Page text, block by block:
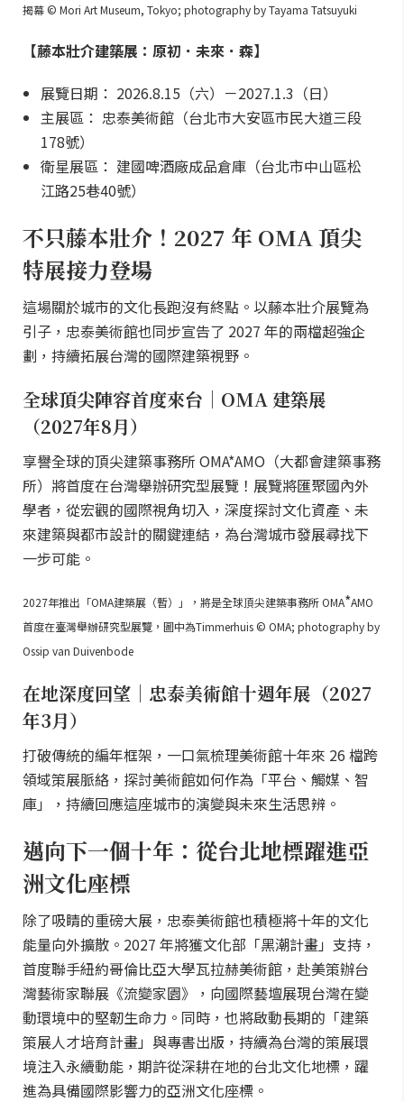
揭幕 © Mori Art Museum, Tokyo; photography by Tayama Tatsuyuki
【藤本壯介建築展：原初．未來．森】
展覽日期： 2026.8.15（六）－2027.1.3（日）
主展區： 忠泰美術館（台北市大安區市民大道三段
178號）
衛星展區： 建國啤酒廠成品倉庫（台北市中山區松
江路25巷40號）
不只藤本壯介！2027 年 OMA 頂尖
特展接力登場
這場關於城市的文化長跑沒有終點。以藤本壯介展覽為
引子，忠泰美術館也同步宣告了 2027 年的兩檔超強企
劃，持續拓展台灣的國際建築視野。
全球頂尖陣容首度來台｜OMA 建築展
（2027年8月）
享譽全球的頂尖建築事務所 OMA*AMO（大都會建築事務
所）將首度在台灣舉辦研究型展覽！展覽將匯聚國內外
學者，從宏觀的國際視角切入，深度探討文化資產、未
來建築與都市設計的關鍵連結，為台灣城市發展尋找下
一步可能。
2027年推出「OMA建築展（暫）」，將是全球頂尖建築事務所 OMA*AMO
首度在臺灣舉辦研究型展覽，圖中為Timmerhuis © OMA; photography by
Ossip van Duivenbode
在地深度回望｜忠泰美術館十週年展（2027
年3月）
打破傳統的編年框架，一口氣梳理美術館十年來 26 檔跨
領域策展脈絡，探討美術館如何作為「平台、觸媒、智
庫」，持續回應這座城市的演變與未來生活思辨。
邁向下一個十年：從台北地標躍進亞
洲文化座標
除了吸睛的重磅大展，忠泰美術館也積極將十年的文化
能量向外擴散。2027 年將獲文化部「黑潮計畫」支持，
首度聯手紐約哥倫比亞大學瓦拉赫美術館，赴美策辦台
灣藝術家聯展《流變家園》，向國際藝壇展現台灣在變
動環境中的堅韌生命力。同時，也將啟動長期的「建築
策展人才培育計畫」與專書出版，持續為台灣的策展環
境注入永續動能，期許從深耕在地的台北文化地標，躍
進為具備國際影響力的亞洲文化座標。